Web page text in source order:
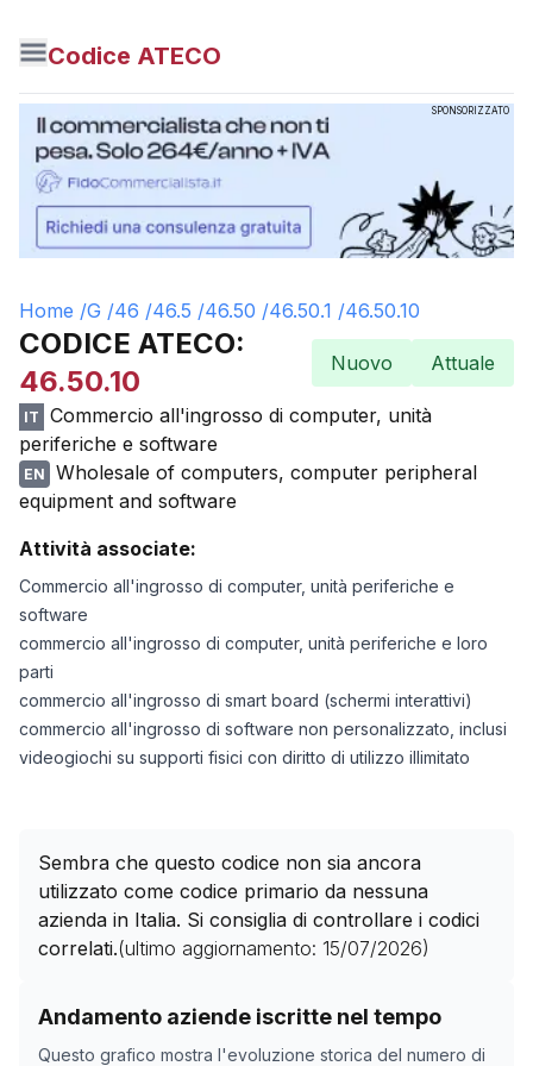
Codice ATECO
SPONSORIZZATO
Home /G /46 /46.5 /46.50 /46.50.1 /46.50.10
CODICE ATECO:
46.50.10
Nuovo Attuale
IT
Commercio all'ingrosso di computer, unità
periferiche e software
EN
Wholesale of computers, computer peripheral
equipment and software
Attività associate:
Commercio all'ingrosso di computer, unità periferiche e
software
commercio all'ingrosso di computer, unità periferiche e loro
parti
commercio all'ingrosso di smart board (schermi interattivi)
commercio all'ingrosso di software non personalizzato, inclusi
videogiochi su supporti fisici con diritto di utilizzo illimitato
Sembra che questo codice non sia ancora
utilizzato come codice primario da nessuna
azienda in Italia. Si consiglia di controllare i codici
correlati.(ultimo aggiornamento: 15/07/2026)
Andamento aziende iscritte nel tempo
Questo grafico mostra l'evoluzione storica del numero di
Storico numero di aziende con codice ATECO
Data rilevazione